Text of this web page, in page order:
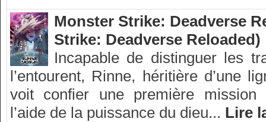
Monster Strike: Deadverse
Strike: Deadverse Reloaded)
Incapable de distinguer les
l’entourent, Rinne, héritière d’une
voit confier une première mission
l’aide de la puissance du dieu... Lire